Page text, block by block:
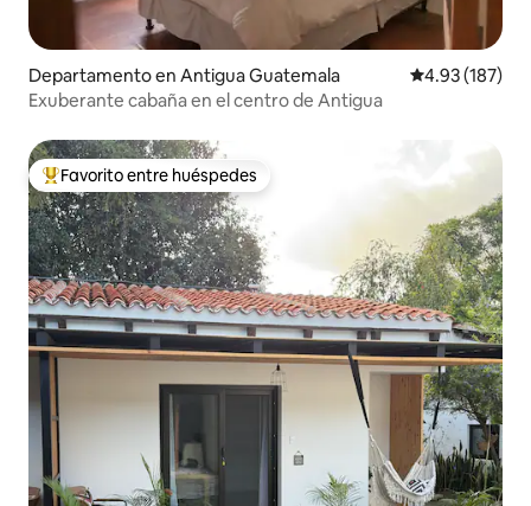
Departamento en Antigua Guatemala Calificación
4.93 (187)
Exuberante cabaña en el centro de Antigua
De los mejores en Favorito entre huéspedes
Favorito entre huéspedes